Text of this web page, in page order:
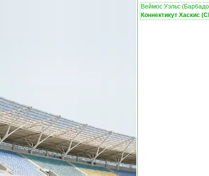
Веймос Уэльс
Коннектикут Хаскис